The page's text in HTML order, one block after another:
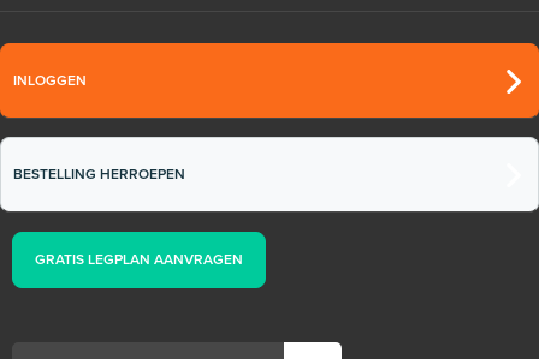
INLOGGEN
BESTELLING HERROEPEN
GRATIS LEGPLAN AANVRAGEN